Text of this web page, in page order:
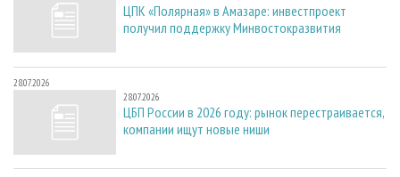
ЦПК «Полярная» в Амазаре: инвестпроект
получил поддержку Минвостокразвития
28.07.2026
28.07.2026
ЦБП России в 2026 году: рынок перестраивается,
компании ищут новые ниши